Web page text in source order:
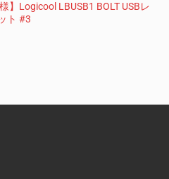
】Logicool LBUSB1 BOLT USBレ
ト #3